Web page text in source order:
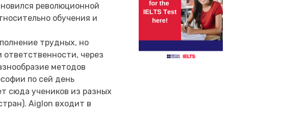
революционной
обучения и
трудных, но
через
методов
по сей день
сюда учеников из разных
Aiglon входит в